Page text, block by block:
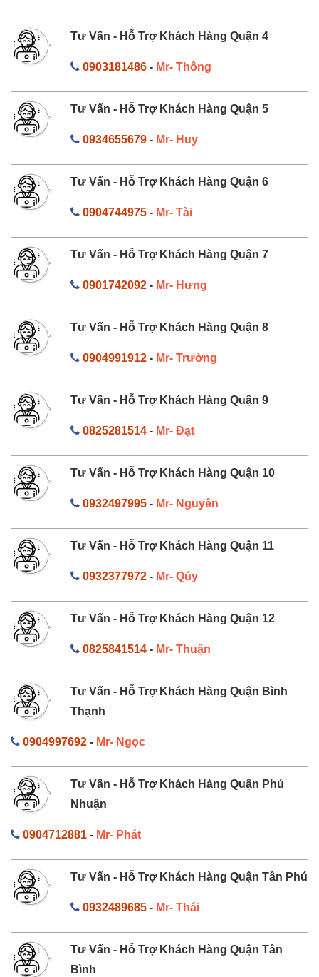
Tư Vấn - Hỗ Trợ Khách Hàng Quận 4
0903181486- Mr- Thông
Tư Vấn - Hỗ Trợ Khách Hàng Quận 5
0934655679- Mr- Huy
Tư Vấn - Hỗ Trợ Khách Hàng Quận 6
0904744975- Mr- Tài
Tư Vấn - Hỗ Trợ Khách Hàng Quận 7
0901742092- Mr- Hưng
Tư Vấn - Hỗ Trợ Khách Hàng Quận 8
0904991912- Mr- Trường
Tư Vấn - Hỗ Trợ Khách Hàng Quận 9
0825281514- Mr- Đạt
Tư Vấn - Hỗ Trợ Khách Hàng Quận 10
0932497995- Mr- Nguyên
Tư Vấn - Hỗ Trợ Khách Hàng Quận 11
0932377972- Mr- Qúy
Tư Vấn - Hỗ Trợ Khách Hàng Quận 12
0825841514- Mr- Thuận
Tư Vấn - Hỗ Trợ Khách Hàng Quận Bình
Thạnh
0904997692 - Mr- Ngọc
Tư Vấn - Hỗ Trợ Khách Hàng Quận Phú
Nhuận
0904712881 - Mr- Phát
Tư Vấn - Hỗ Trợ Khách Hàng Quận Tân Phú
0932489685- Mr- Thái
Tư Vấn - Hỗ Trợ Khách Hàng Quận Tân
Bình